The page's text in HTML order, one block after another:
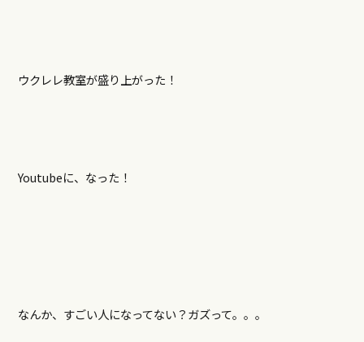
ウクレレ教室が盛り上がった！
Youtubeに、なった！
なんか、すごい人になってない？ガズって。。。